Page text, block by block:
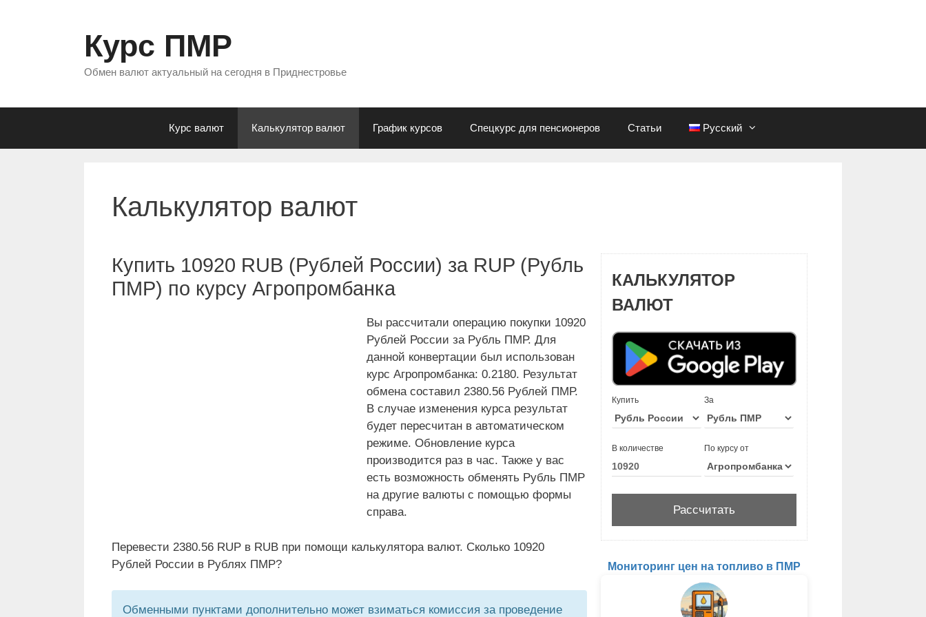
Курс ПМР
Обмен валют актуальный на сегодня в Приднестровье
Курс валют Калькулятор валют График курсов Спецкурс для пенсионеров Статьи Русский
Калькулятор валют
Купить 10920 RUB (Рублей России) за RUP (Рубль
ПМР) по курсу Агропромбанка
Вы рассчитали операцию покупки 10920
Рублей России за Рубль ПМР. Для
данной конвертации был использован
курс Агропромбанка: 0.2180. Результат
обмена составил 2380.56 Рублей ПМР.
В случае изменения курса результат
будет пересчитан в автоматическом
режиме. Обновление курса
производится раз в час. Также у вас
есть возможность обменять Рубль ПМР
на другие валюты с помощью формы
справа.
Перевести 2380.56 RUP в RUB при помощи калькулятора валют. Сколько 10920
Рублей России в Рублях ПМР?
Обменными пунктами дополнительно может взиматься комиссия за проведение
КАЛЬКУЛЯТОР
ВАЛЮТ
Купить За
В количестве По курсу от
Мониторинг цен на топливо в ПМР